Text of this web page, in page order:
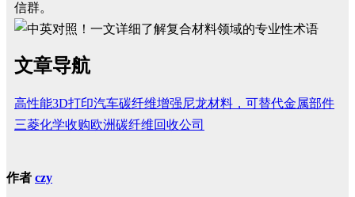
信群。
文章导航
高性能3D打印汽车碳纤维增强尼龙材料，可替代金属部件
三菱化学收购欧洲碳纤维回收公司
作者 czy